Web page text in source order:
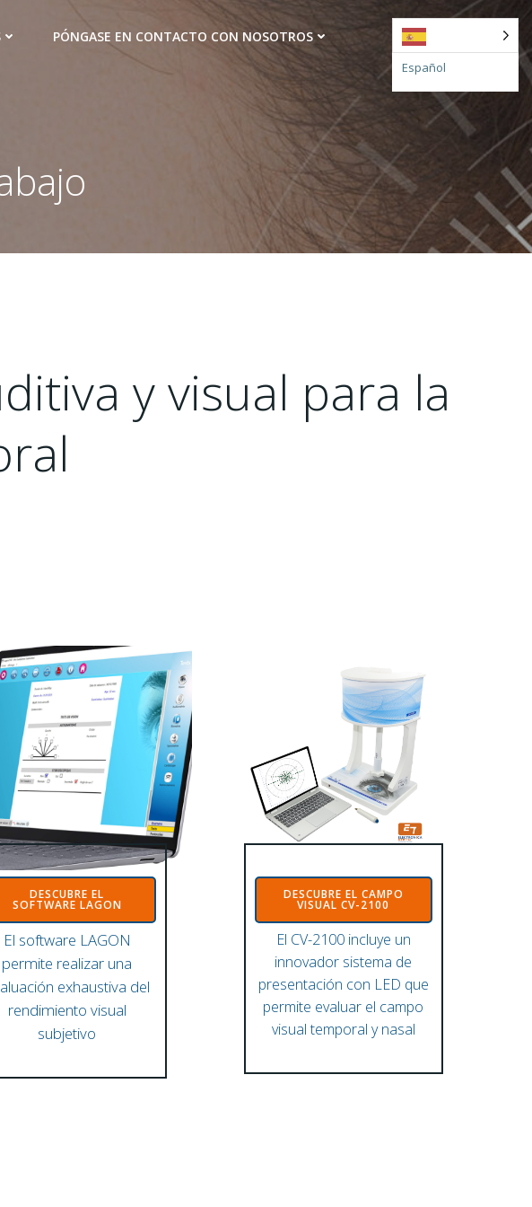
PÓNGASE EN CONTACTO CON NOSOTROS
Español
y visual para la
DESCUBRE EL
SOFTWARE LAGON
El software LAGON
permite realizar una
exhaustiva del
rendimiento visual
subjetivo
EL SOFTWARE
LAGON
DESCUBRE EL CAMPO
VISUAL CV-2100
El CV-2100 incluye un
innovador sistema de
presentación con LED que
permite evaluar el campo
visual temporal y nasal
DESCUBRE EL CAMPO
VISUAL CV-2100